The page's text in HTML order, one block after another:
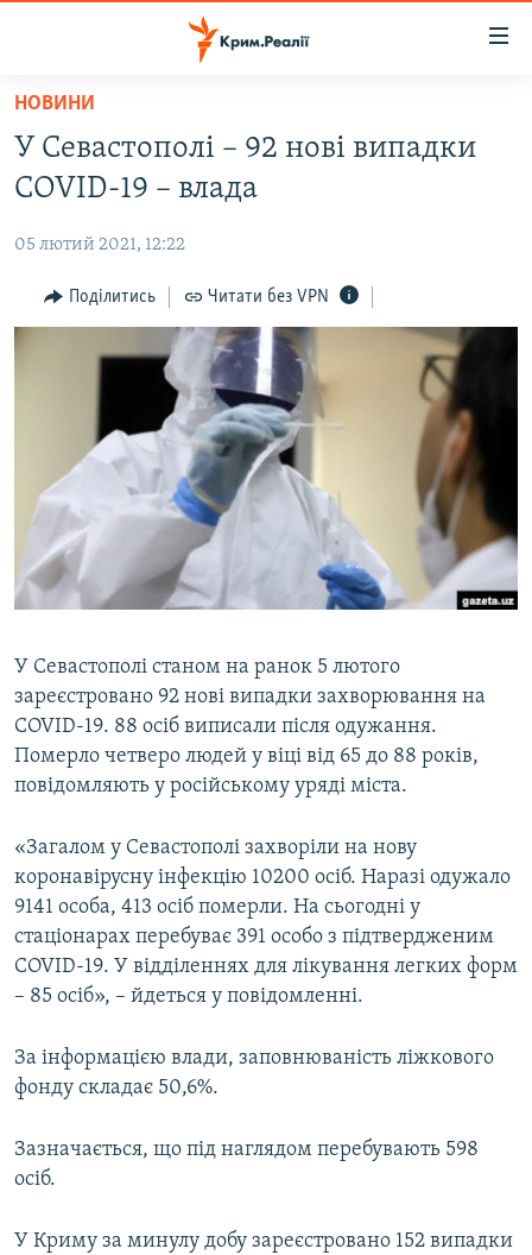
Перейти
основного
матеріалу
до
навігації
Перейти
ПОЛІТИКА
БЛОГИ
ВСЕ ЗА ДЕНЬ
СПЕЦПРОЕКТИ
ДЕПОРТАЦІЯ
ВІДЕОУРОКИ «ELIFBE»
СВІДЧЕННЯ ОКУПАЦІЇ
ЯК ОБІЙТИ БЛОКУВАННЯ
Русский
Qırımtatar
Усі сайти RFE/RL
НОВИНИ
У Севастополі – 92 нові випадки
COVID-19 – влада
05 лютий 2021, 12:22
Поділитись Читати без VPN
У Севастополі станом на ранок 5 лютого
зареєстровано 92 нові випадки захворювання на
COVID-19. 88 осіб виписали після одужання.
Померло четверо людей у віці від 65 до 88 років,
повідомляють у російському уряді міста.
«Загалом у Севастополі захворіли на нову
коронавірусну інфекцію 10200 осіб. Наразі одужало
9141 особа, 413 осіб померли. На сьогодні у
стаціонарах перебуває 391 особо з підтвердженим
COVID-19. У відділеннях для лікування легких форм
– 85 осіб», – йдеться у повідомленні.
За інформацією влади, заповнюваність ліжкового
фонду складає 50,6%.
Зазначається, що під наглядом перебувають 598
осіб.
У Криму за минулу добу зареєстровано 152 випадки